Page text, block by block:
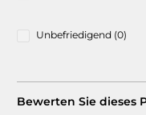
Unbefriedigend (0)
Bewerten Sie dieses